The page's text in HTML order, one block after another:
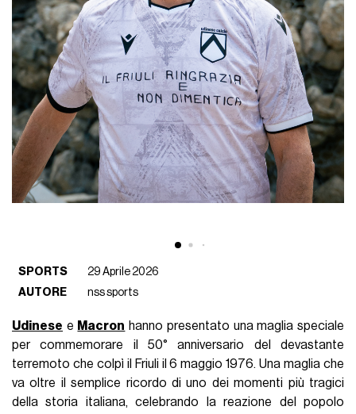
SPORTS
29 Aprile 2026
AUTORE
nss sports
Udinese e Macron hanno presentato una maglia speciale
per commemorare il 50° anniversario del devastante
terremoto che colpì il Friuli il 6 maggio 1976. Una maglia che
va oltre il semplice ricordo di uno dei momenti più tragici
della storia italiana, celebrando la reazione del popolo